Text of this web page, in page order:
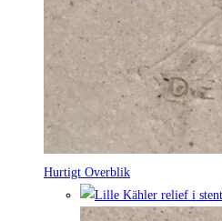
Hurtigt Overblik